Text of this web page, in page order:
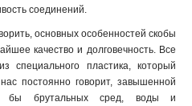
соединений.
основных особенностей скобы
качество и долговечность. Все
специального пластика, который
постоянно говорит, завышенной
бы брутальных сред, воды и